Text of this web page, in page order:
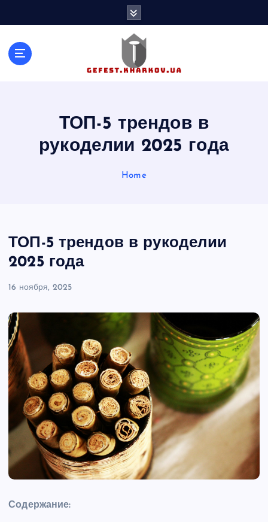
ТОП-5 трендов в
рукоделии 2025 года
Home
ТОП-5 трендов в рукоделии
2025 года
16 ноября, 2025
Содержание: